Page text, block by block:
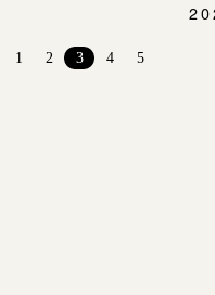
1 2 3 4 5